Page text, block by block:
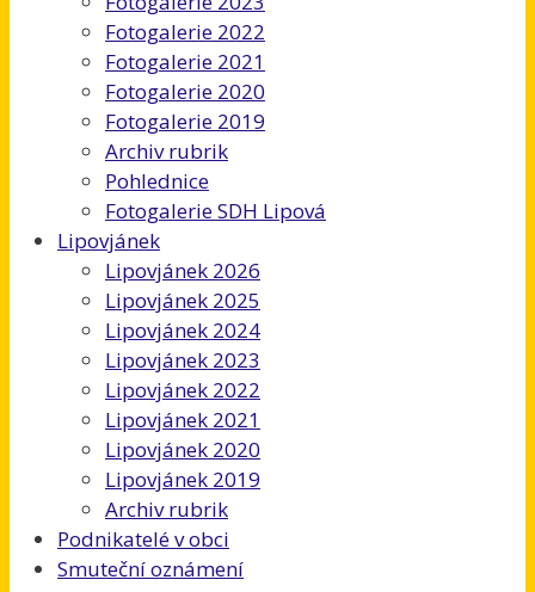
Fotogalerie 2022
Fotogalerie 2021
Fotogalerie 2020
Fotogalerie 2019
Archiv rubrik
Pohlednice
Fotogalerie SDH Lipová
Lipovjánek
Lipovjánek 2026
Lipovjánek 2025
Lipovjánek 2024
Lipovjánek 2023
Lipovjánek 2022
Lipovjánek 2021
Lipovjánek 2020
Lipovjánek 2019
Archiv rubrik
Podnikatelé v obci
Smuteční oznámení